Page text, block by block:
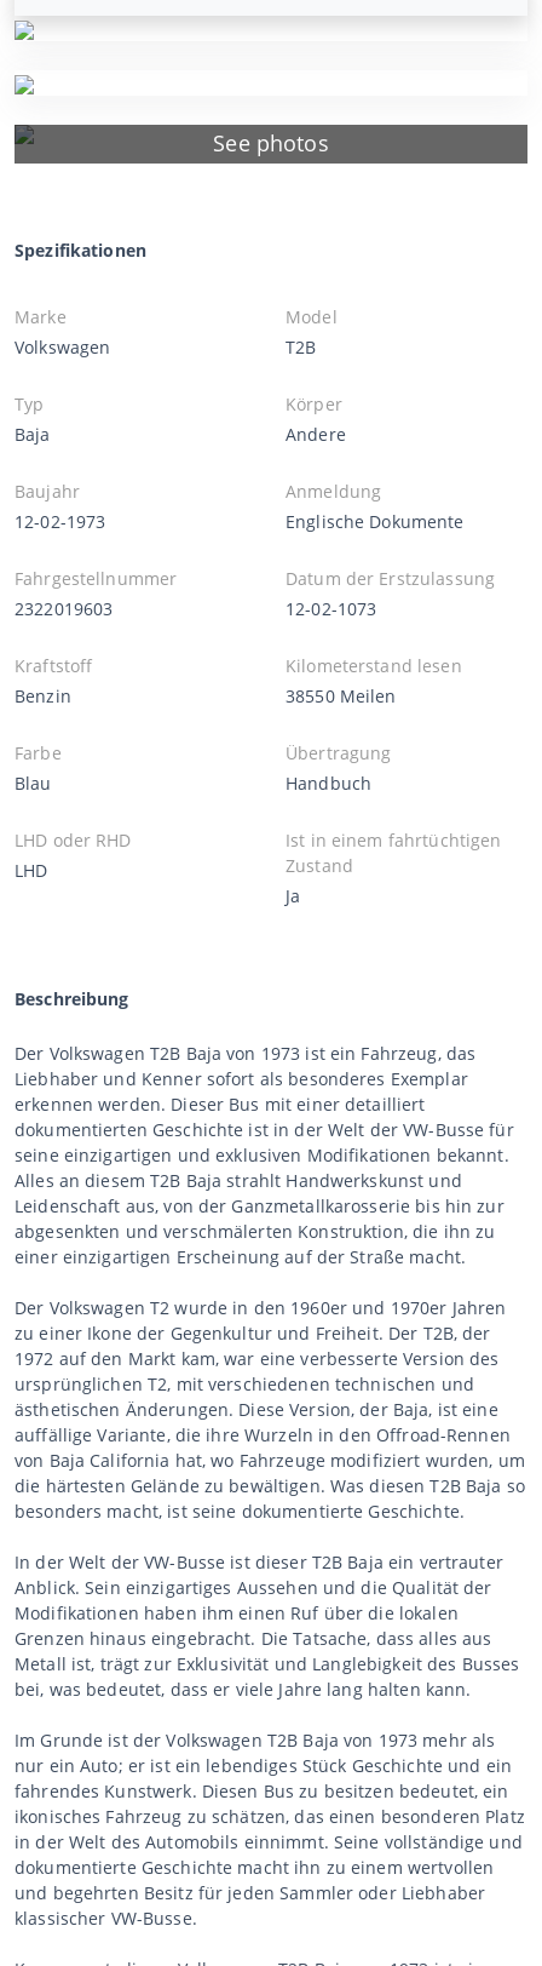
See photos
Spezifikationen
Marke
Volkswagen
Model
T2B
Typ
Baja
Körper
Andere
Baujahr
12-02-1973
Anmeldung
Englische Dokumente
Fahrgestellnummer
2322019603
Datum der Erstzulassung
12-02-1073
Kraftstoff
Benzin
Kilometerstand lesen
38550 Meilen
Farbe
Blau
Übertragung
Handbuch
LHD oder RHD
LHD
Ist in einem fahrtüchtigen
Zustand
Ja
Beschreibung
Der Volkswagen T2B Baja von 1973 ist ein Fahrzeug, das
Liebhaber und Kenner sofort als besonderes Exemplar
erkennen werden. Dieser Bus mit einer detailliert
dokumentierten Geschichte ist in der Welt der VW-Busse für
seine einzigartigen und exklusiven Modifikationen bekannt.
Alles an diesem T2B Baja strahlt Handwerkskunst und
Leidenschaft aus, von der Ganzmetallkarosserie bis hin zur
abgesenkten und verschmälerten Konstruktion, die ihn zu
einer einzigartigen Erscheinung auf der Straße macht.
Der Volkswagen T2 wurde in den 1960er und 1970er Jahren
zu einer Ikone der Gegenkultur und Freiheit. Der T2B, der
1972 auf den Markt kam, war eine verbesserte Version des
ursprünglichen T2, mit verschiedenen technischen und
ästhetischen Änderungen. Diese Version, der Baja, ist eine
auffällige Variante, die ihre Wurzeln in den Offroad-Rennen
von Baja California hat, wo Fahrzeuge modifiziert wurden, um
die härtesten Gelände zu bewältigen. Was diesen T2B Baja so
besonders macht, ist seine dokumentierte Geschichte.
In der Welt der VW-Busse ist dieser T2B Baja ein vertrauter
Anblick. Sein einzigartiges Aussehen und die Qualität der
Modifikationen haben ihm einen Ruf über die lokalen
Grenzen hinaus eingebracht. Die Tatsache, dass alles aus
Metall ist, trägt zur Exklusivität und Langlebigkeit des Busses
bei, was bedeutet, dass er viele Jahre lang halten kann.
Im Grunde ist der Volkswagen T2B Baja von 1973 mehr als
nur ein Auto; er ist ein lebendiges Stück Geschichte und ein
fahrendes Kunstwerk. Diesen Bus zu besitzen bedeutet, ein
ikonisches Fahrzeug zu schätzen, das einen besonderen Platz
in der Welt des Automobils einnimmt. Seine vollständige und
dokumentierte Geschichte macht ihn zu einem wertvollen
und begehrten Besitz für jeden Sammler oder Liebhaber
klassischer VW-Busse.